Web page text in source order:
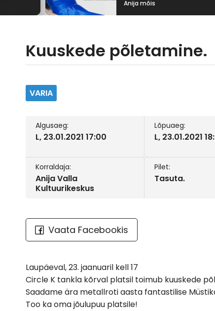
Anija mõis
Kuuskede põletamine.
VARIA
Algusaeg:
L, 23.01.2021 17:00
Lõpuaeg:
L, 23.01.2021
Korraldaja:
Anija Valla
Kultuurikeskus
Pilet:
Tasuta.
Vaata Facebookis
Laupäeval, 23. jaanuaril kell 17
Circle K tankla kõrval platsil toimub kuuskede
Saadame ära metallroti aasta fantastilise
Too ka oma jõulupuu platsile!